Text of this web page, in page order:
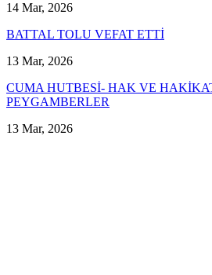
14 Mar, 2026
BATTAL TOLU VEFAT ETTİ
13 Mar, 2026
CUMA HUTBESİ- HAK VE
PEYGAMBERLER
13 Mar, 2026